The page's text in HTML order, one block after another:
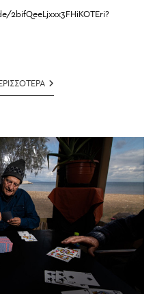
ΕΠΙΧΑΡΜΟΣ
ΚΩΝΣΤΑΝΤΙΝΙΔΗΣ